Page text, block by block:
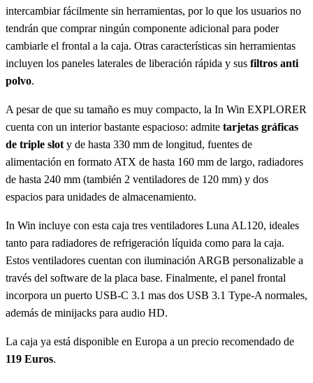
intercambiar fácilmente sin herramientas, por lo que los usuarios no
tendrán que comprar ningún componente adicional para poder
cambiarle el frontal a la caja. Otras características sin herramientas
incluyen los paneles laterales de liberación rápida y sus filtros anti
polvo.
A pesar de que su tamaño es muy compacto, la In Win EXPLORER
cuenta con un interior bastante espacioso: admite tarjetas gráficas
de triple slot y de hasta 330 mm de longitud, fuentes de
alimentación en formato ATX de hasta 160 mm de largo, radiadores
de hasta 240 mm (también 2 ventiladores de 120 mm) y dos
espacios para unidades de almacenamiento.
In Win incluye con esta caja tres ventiladores Luna AL120, ideales
tanto para radiadores de refrigeración líquida como para la caja.
Estos ventiladores cuentan con iluminación ARGB personalizable a
través del software de la placa base. Finalmente, el panel frontal
incorpora un puerto USB-C 3.1 mas dos USB 3.1 Type-A normales,
además de minijacks para audio HD.
La caja ya está disponible en Europa a un precio recomendado de
119 Euros.